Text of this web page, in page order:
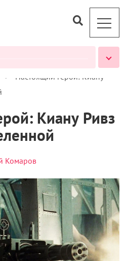
>
Настоящий герой: Киану
Киану Ривз
Комаров